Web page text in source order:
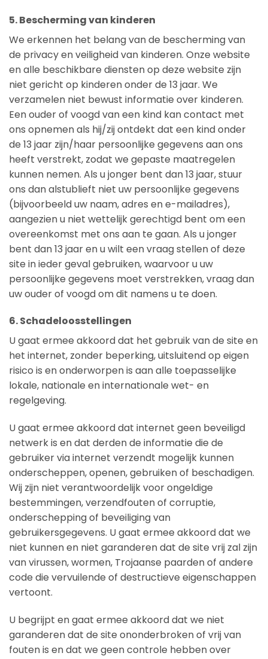
5. Bescherming van kinderen
We erkennen het belang van de bescherming van
de privacy en veiligheid van kinderen. Onze website
en alle beschikbare diensten op deze website zijn
niet gericht op kinderen onder de 13 jaar. We
verzamelen niet bewust informatie over kinderen.
Een ouder of voogd van een kind kan contact met
ons opnemen als hij/zij ontdekt dat een kind onder
de 13 jaar zijn/haar persoonlijke gegevens aan ons
heeft verstrekt, zodat we gepaste maatregelen
kunnen nemen. Als u jonger bent dan 13 jaar, stuur
ons dan alstublieft niet uw persoonlijke gegevens
(bijvoorbeeld uw naam, adres en e-mailadres),
aangezien u niet wettelijk gerechtigd bent om een
overeenkomst met ons aan te gaan. Als u jonger
bent dan 13 jaar en u wilt een vraag stellen of deze
site in ieder geval gebruiken, waarvoor u uw
persoonlijke gegevens moet verstrekken, vraag dan
uw ouder of voogd om dit namens u te doen.
6. Schadeloosstellingen
U gaat ermee akkoord dat het gebruik van de site en
het internet, zonder beperking, uitsluitend op eigen
risico is en onderworpen is aan alle toepasselijke
lokale, nationale en internationale wet- en
regelgeving.
U gaat ermee akkoord dat internet geen beveiligd
netwerk is en dat derden de informatie die de
gebruiker via internet verzendt mogelijk kunnen
onderscheppen, openen, gebruiken of beschadigen.
Wij zijn niet verantwoordelijk voor ongeldige
bestemmingen, verzendfouten of corruptie,
onderschepping of beveiliging van
gebruikersgegevens. U gaat ermee akkoord dat we
niet kunnen en niet garanderen dat de site vrij zal zijn
van virussen, wormen, Trojaanse paarden of andere
code die vervuilende of destructieve eigenschappen
vertoont.
U begrijpt en gaat ermee akkoord dat we niet
garanderen dat de site ononderbroken of vrij van
fouten is en dat we geen controle hebben over